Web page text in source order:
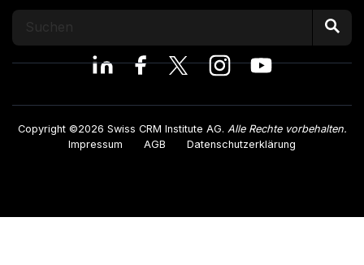
Copyright ©2026 Swiss CRM Institute AG. Alle Rechte vorbehalten.
Impressum
AGB Datenschutzerklärung